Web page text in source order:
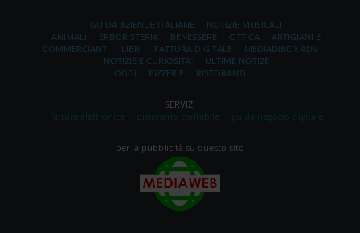
GUIDA AZIENDE ITALIANE
NOTIZIE MUSICALI
ANIMALI
ERBORISTERIA BENESSERE OTTICA
ARTIGIANI E
COMMERCIANTI
LIBRI FATTURA DIGITALE
MEDIADIBOX ADV
NOTIZIE E CURIOSITA'
ULTIME NOTIZE
OGGI
PIZZERIE RISTORANTI
SERVIZI
fattura elettronica
dizionario contabile guida negozio digitale
per la pubblicità su questo sito